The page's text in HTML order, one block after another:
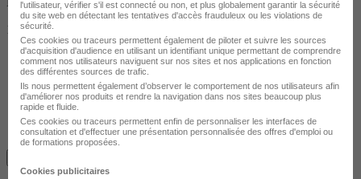
1575 €
l'utilisateur, vérifier s'il est connecté ou non, et plus globalement garantir la sécurité
du site web en détectant les tentatives d'accès frauduleux ou les violations de
sécurité.
Ces cookies ou traceurs permettent également de piloter et suivre les sources
d'acquisition d'audience en utilisant un identifiant unique permettant de comprendre
comment nos utilisateurs naviguent sur nos sites et nos applications en fonction
des différentes sources de trafic.
Ils nous permettent également d’observer le comportement de nos utilisateurs afin
d'améliorer nos produits et rendre la navigation dans nos sites beaucoup plus
rapide et fluide.
Ces cookies ou traceurs permettent enfin de personnaliser les interfaces de
consultation et d'effectuer une présentation personnalisée des offres d'emploi ou
de formations proposées.
Cookies publicitaires